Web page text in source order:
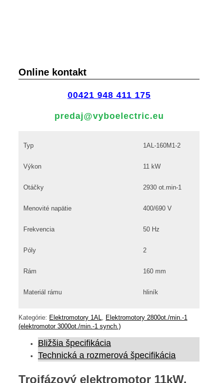
Online kontakt
00421 948 411 175
predaj@vyboelectric.eu
Typ 1AL-160M1-2
Výkon 11 kW
Otáčky 2930 ot.min-1
Menovité napätie 400/690 V
Frekvencia 50 Hz
Póly 2
Rám 160 mm
Materiál rámu hliník
Kategórie: Elektromotory 1AL, Elektromotory 2800ot./min.-1
(elektromotor 3000ot./min.-1 synch.)
Bližšia špecifikácia
Technická a rozmerová špecifikácia
Trojfázový elektromotor 11kW,